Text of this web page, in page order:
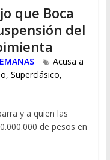
que Boca
del
Acusa a
, Superclásico,
y a quien las
de pesos en